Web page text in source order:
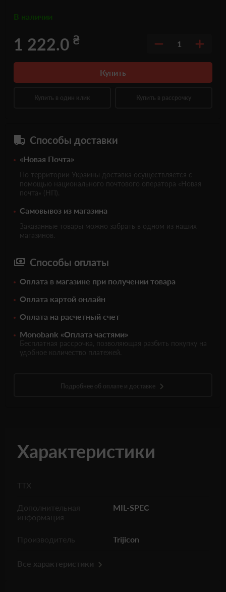
В наличии
1 222.0 ₴ 1
Купить
Купить в один клик Купить в рассрочку
Способы доставки
«Новая Почта»
По территории Украины доставка осуществляется с
помощью национального почтового оператора «Новая
почта» (НП).
Самовывоз из магазина
Заказанные товары можно забрать в одном из наших
магазинов.
Способы оплаты
Оплата в магазине при получении товара
Оплата картой онлайн
Оплата на расчетный счет
Monobank «Оплата частями»
Бесплатная рассрочка, позволяющая разбить покупку на
удобное количество платежей.
Подробнее об оплате и доставке
Характеристики
ТТХ
Дополнительная
информация
MIL-SPEC
Производитель Trijicon
Все характеристики